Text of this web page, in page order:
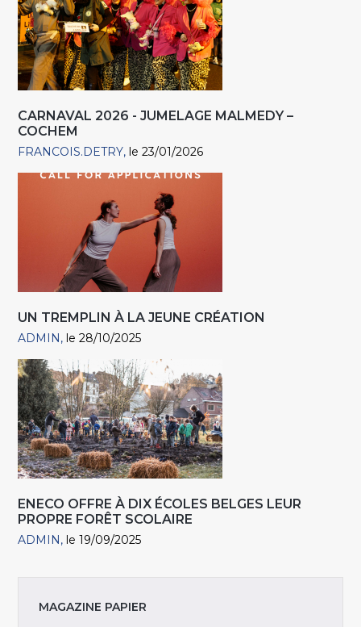
CARNAVAL 2026 - JUMELAGE MALMEDY –
COCHEM
FRANCOIS.DETRY le 23/01/2026
UN TREMPLIN À LA JEUNE CRÉATION
ADMIN le 28/10/2025
ENECO OFFRE À DIX ÉCOLES BELGES LEUR
PROPRE FORÊT SCOLAIRE
ADMIN le 19/09/2025
MAGAZINE PAPIER